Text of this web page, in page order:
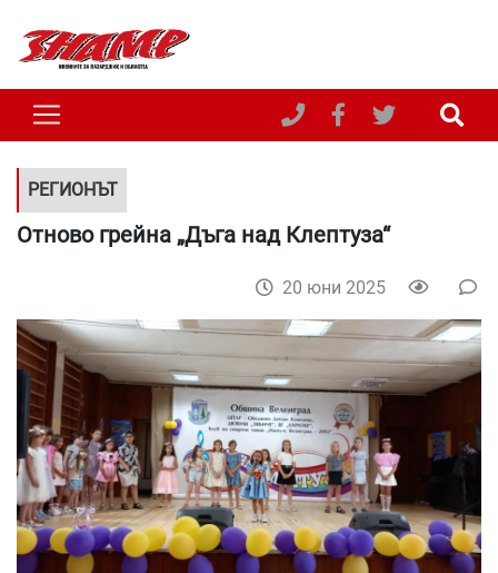
РЕГИОНЪТ
Отново грейна „Дъга над Клептуза“
20 юни 2025